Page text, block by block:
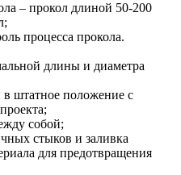
– прокол длиной 50-200
процесса прокола.
длины и диаметра
штатное положение с
собой;
стыков и заливка
для предотвращения